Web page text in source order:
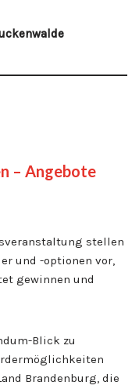
– Angebote
stellen
und -optionen vor,
gewinnen und
Blick zu
Brandenburg, die